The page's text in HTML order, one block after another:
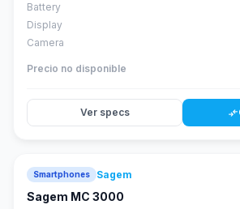
Battery
Display
Camera
Precio no disponible
Ver specs compare_arrows
Smartphones Sagem
Sagem MC 3000